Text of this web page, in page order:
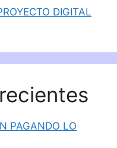
DIGITAL
PAGANDO LO